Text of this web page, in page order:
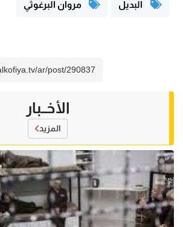
البديل مروان البرغوثي
الأخــبار
المزيد